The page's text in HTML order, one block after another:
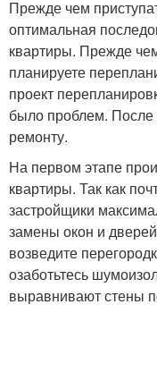
Прежде чем
оптимальная
квартиры. Прежде
планируете
проект
было проблем. После
ремонту.
На первом этапе
квартиры. Так как
застройщики
замены окон и
возведите
озаботьтесь
выравнивают стены